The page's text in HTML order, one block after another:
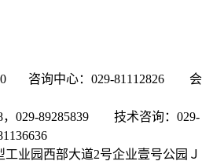
咨询中心：029-81112826 会
，029-89285839 技术咨询：029-
业园西部大道2号企业壹号公园Ｊ